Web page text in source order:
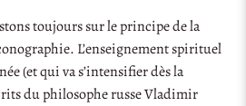
toujours sur le principe de la
L’enseignement spirituel
(et qui va s’intensifier dès la
du philosophe russe Vladimir